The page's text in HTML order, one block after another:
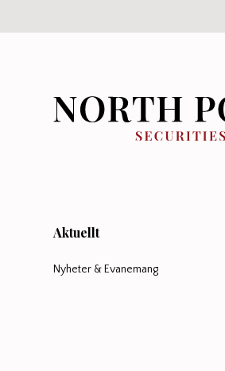
Aktuellt
Nyheter & Evanemang